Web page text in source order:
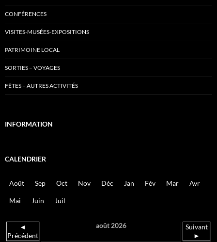
CONFÉRENCES
VISITES-MUSÉES-EXPOSITIONS
PATRIMOINE LOCAL
SORTIES – VOYAGES
FÊTES – AUTRES ACTIVITÉS
INFORMATION
CALENDRIER
Août Sep Oct Nov Déc Jan Fév Mar Avr
Mai Juin Juil
◄
Précédent
août 2026
Suivant
►